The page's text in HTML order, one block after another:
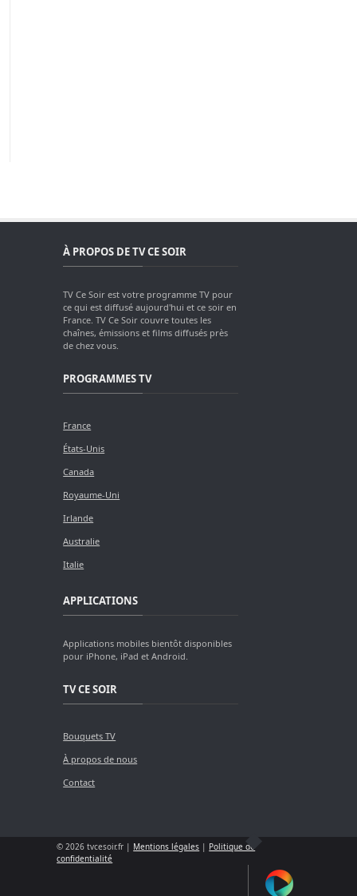
À PROPOS DE TV CE SOIR
TV Ce Soir est votre programme TV pour
ce qui est diffusé aujourd'hui et ce soir en
France. TV Ce Soir couvre toutes les
chaînes, émissions et films diffusés près
de chez vous.
PROGRAMMES TV
France
États-Unis
Canada
Royaume-Uni
Irlande
Australie
Italie
APPLICATIONS
Applications mobiles bientôt disponibles
pour iPhone, iPad et Android.
TV CE SOIR
Bouquets TV
À propos de nous
Contact
© 2026 tvcesoir.fr | Mentions légales | Politique de
confidentialité